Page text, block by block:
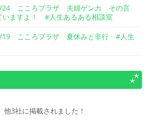
24 こころプラザ 夫婦ゲンカ その言
ますよ！ #人生あるある相談室
19 こころプラザ 夏休みと非行 #人生
他3社に掲載されました！